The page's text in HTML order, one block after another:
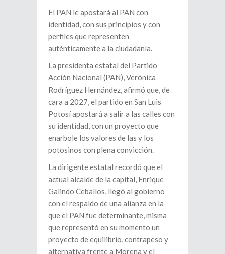
El PAN le apostará al PAN con
identidad, con sus principios y con
perfiles que representen
auténticamente a la ciudadanía.
La presidenta estatal del Partido
Acción Nacional (PAN), Verónica
Rodríguez Hernández, afirmó que, de
cara a 2027, el partido en San Luis
Potosí apostará a salir a las calles con
su identidad, con un proyecto que
enarbole los valores de las y los
potosinos con plena convicción.
La dirigente estatal recordó que el
actual alcalde de la capital, Enrique
Galindo Ceballos, llegó al gobierno
con el respaldo de una alianza en la
que el PAN fue determinante, misma
que representó en su momento un
proyecto de equilibrio, contrapeso y
alternativa frente a Morena y el